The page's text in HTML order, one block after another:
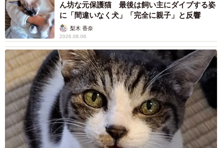
ん坊な元保護猫 最後は飼い主にダイブする姿
に「間違いなく犬」「完全に親子」と反響
梨木 香奈
2026.08.06